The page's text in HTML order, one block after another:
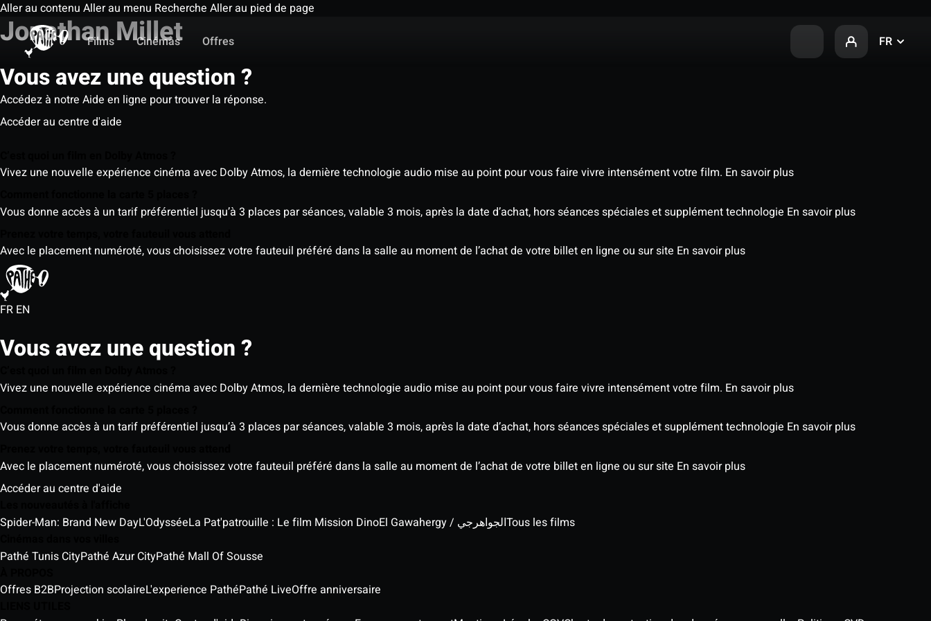
Aller au contenu Aller au menu Recherche Aller au pied de page
Films
Cinémas Offres FR
Jonathan Millet
Vous avez une question ?
Accédez à notre Aide en ligne pour trouver la réponse.
Accéder au centre d'aide
Vivez une nouvelle expérience cinéma avec Dolby Atmos, la dernière technologie audio mise au point pour vous faire vivre intensément votre film. En savoir plus
Vous donne accès à un tarif préférentiel jusqu’à 3 places par séances, valable 3 mois, après la date d’achat, hors séances spéciales et supplément technologie En savoir plus
Avec le placement numéroté, vous choisissez votre fauteuil préféré dans la salle au moment de l’achat de votre billet en ligne ou sur site En savoir plus
FR EN
Vous avez une question ?
Vivez une nouvelle expérience cinéma avec Dolby Atmos, la dernière technologie audio mise au point pour vous faire vivre intensément votre film. En savoir plus
Vous donne accès à un tarif préférentiel jusqu’à 3 places par séances, valable 3 mois, après la date d’achat, hors séances spéciales et supplément technologie En savoir plus
Avec le placement numéroté, vous choisissez votre fauteuil préféré dans la salle au moment de l’achat de votre billet en ligne ou sur site En savoir plus
Accéder au centre d'aide
Spider-Man: Brand New DayL'OdysséeLa Pat'patrouille : Le film Mission Dino El Gawahergy / الجواهرجيTous les films
Pathé Tunis CityPathé Azur CityPathé Mall Of Sousse
Offres B2BProjection scolaireL'experience PathéPathé LiveOffre anniversaire